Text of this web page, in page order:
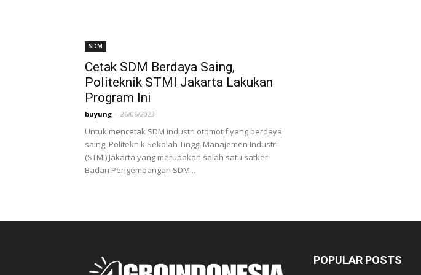
SDM
Cetak SDM Berdaya Saing,
Politeknik STMI Jakarta Lakukan
Program Ini
buyung - 26/06/2023
Untuk mencetak SDM industri otomotif yang berdaya
saing, Politeknik Sekolah Tinggi Manajemen Industri
(STMI) Jakarta yang merupakan salah satu satker
Badan Pengembangan SDM...
POPULAR POSTS